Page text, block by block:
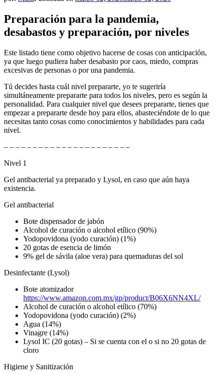
Preparación para la pandemia,
desabastos y preparación, por niveles
Este listado tiene como objetivo hacerse de cosas con anticipación,
ya que luego pudiera haber desabasto por caos, miedo, compras
excesivas de personas o por una pandemia.
Tú decides hasta cuál nivel prepararte, yo te sugeriría
simultáneamente prepararte para todos los niveles, pero es según la
personalidad. Para cualquier nivel que desees prepararte, tienes que
empezar a prepararte desde hoy para ellos, abasteciéndote de lo que
necesitas tanto cosas como conocimientos y habilidades para cada
nivel.
– – – – – – – – – – – – – – – – – – – – – –
Nivel 1
Gel antibacterial ya preparado y Lysol, en caso que aún haya
existencia.
Gel antibacterial
Bote dispensador de jabón
Alcohol de curación o alcohol etílico (90%)
Yodopovidona (yodo curación) (1%)
20 gotas de esencia de limón
9% gel de sávila (aloe vera) para quemaduras del sol
Desinfectante (Lysol)
Bote atomizador
https://www.amazon.com.mx/gp/product/B06X6NN4XL/
Alcohol de curación o alcohol etílico (70%)
Yodopovidona (yodo curación) (2%)
Agua (14%)
Vinagre (14%)
Lysol IC (20 gotas) – Si se cuenta con el o si no 20 gotas de
cloro
Higiene y Sanitización